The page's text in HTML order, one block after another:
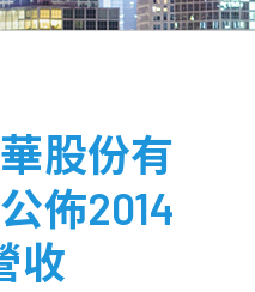
股份有
佈2014
收